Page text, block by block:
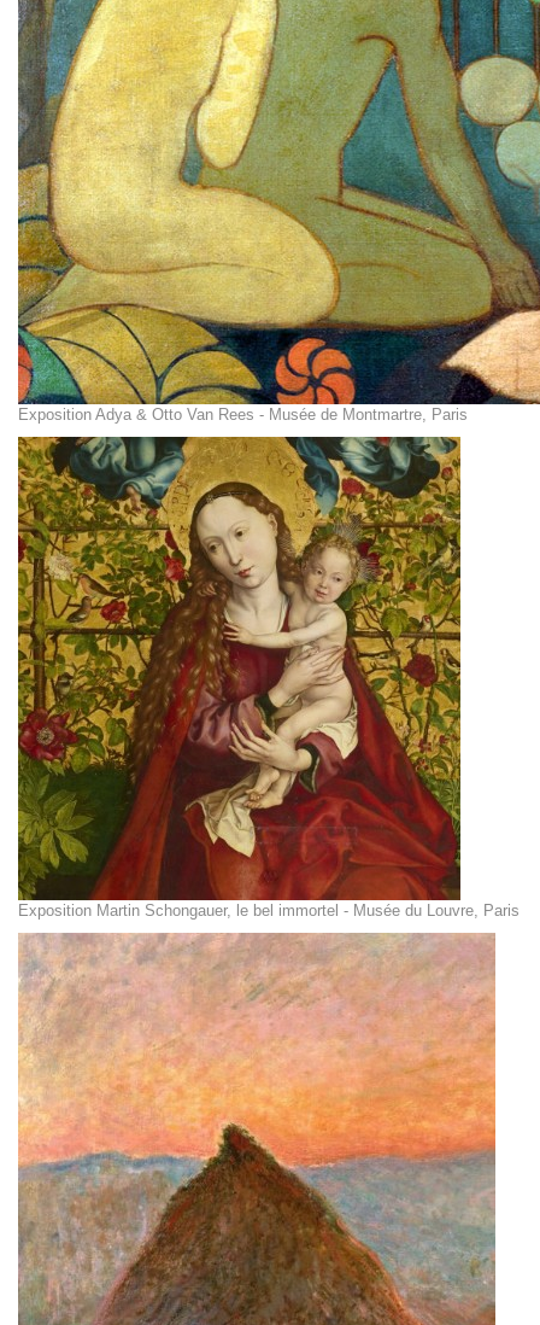
Exposition Adya & Otto Van Rees - Musée de Montmartre, Paris
Exposition Martin Schongauer, le bel immortel - Musée du Louvre, Paris